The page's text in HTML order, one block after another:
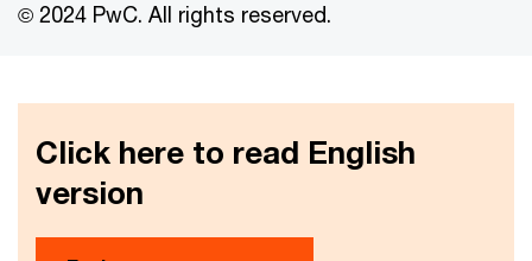
© 2024 PwC. All rights reserved.
Click here to read English
version